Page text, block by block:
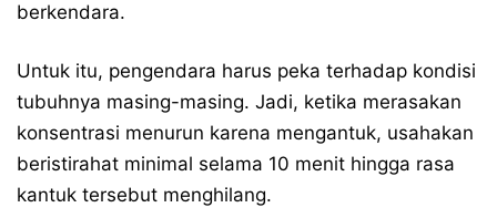
berkendara.
Untuk itu, pengendara harus peka terhadap kondisi
tubuhnya masing-masing. Jadi, ketika merasakan
konsentrasi menurun karena mengantuk, usahakan
beristirahat minimal selama 10 menit hingga rasa
kantuk tersebut menghilang.